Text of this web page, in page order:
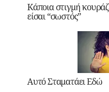
Κάποια στιγμή
είσαι “σωστός”
Αυτό Σταματάει Εδώ